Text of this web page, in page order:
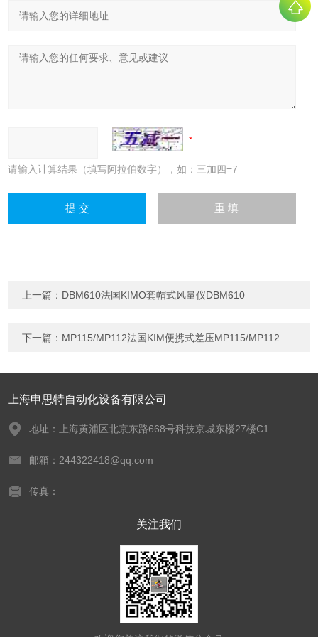
请输入计算结果（填写阿拉伯数字），如：三加四=7
上一篇： DBM610法国KIMO套帽式风量仪DBM610
下一篇： MP115/MP112法国KIM便携式差压MP115/MP112
上海申思特自动化设备有限公司
地址：上海黄浦区北京东路668号科技京城东楼27楼C1
邮箱：244322418@qq.com
传真：
关注我们